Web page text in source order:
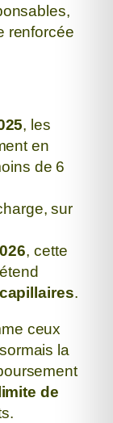
renforcée
, les
en
de 6
sur
, cette
.
ceux
la
de